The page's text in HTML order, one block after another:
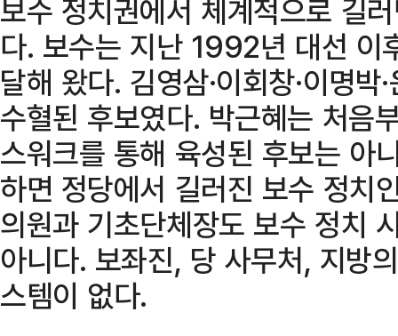
보수 정치권에서 체계적으로 길
다. 보수는 지난 1992년 대선 이
달해 왔다. 김영삼·이회창·이명
수혈된 후보였다. 박근혜는 처음
스워크를 통해 육성된 후보는 아
하면 정당에서 길러진 보수 정치
의원과 기초단체장도 보수 정치
아니다. 보좌진, 당 사무처, 지방
스템이 없다.